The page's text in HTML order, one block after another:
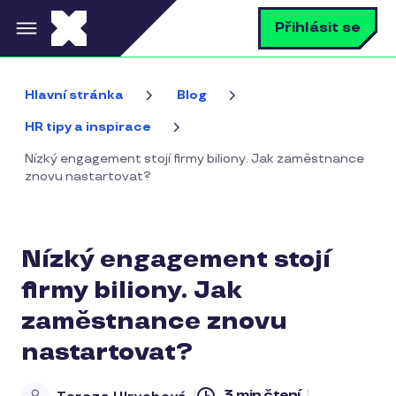
Přejít k hlavnímu obsahu Přihlásit se
Hlavní stránka Blog
HR tipy a inspirace
Nízký engagement stojí firmy biliony. Jak zaměstnance
znovu nastartovat?
Nízký engagement stojí
firmy biliony. Jak
zaměstnance znovu
nastartovat?